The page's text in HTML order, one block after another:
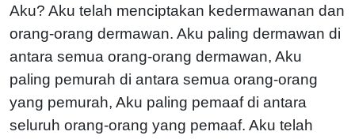
Aku? Aku telah menciptakan kedermawanan dan
orang-orang dermawan. Aku paling dermawan di
antara semua orang-orang dermawan, Aku
paling pemurah di antara semua orang-orang
yang pemurah, Aku paling pemaaf di antara
seluruh orang-orang yang pemaaf. Aku telah